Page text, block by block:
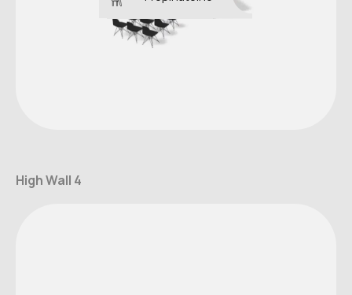
High Wall 4